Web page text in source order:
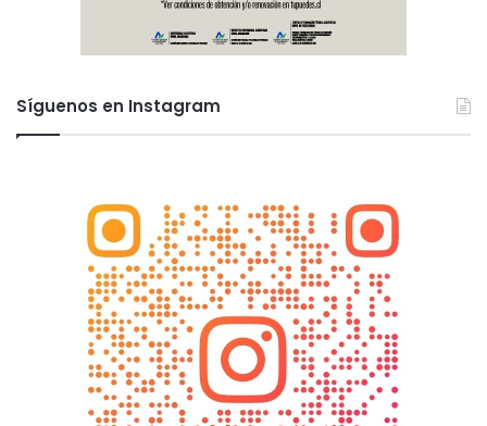
Síguenos en Instagram